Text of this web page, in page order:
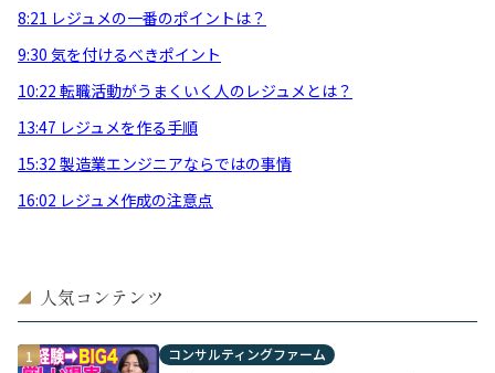
8:21 レジュメの一番のポイントは？
9:30 気を付けるべきポイント
10:22 転職活動がうまくいく人のレジュメとは？
13:47 レジュメを作る手順
15:32 製造業エンジニアならではの事情
16:02 レジュメ作成の注意点
◢ 人気コンテンツ
1
コンサルティングファーム